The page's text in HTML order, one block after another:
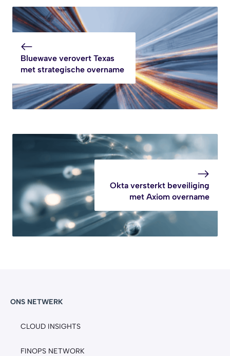
Bluewave verovert Texas
met strategische overname
Okta versterkt beveiliging
met Axiom overname
ONS NETWERK
CLOUD INSIGHTS
FINOPS NETWORK